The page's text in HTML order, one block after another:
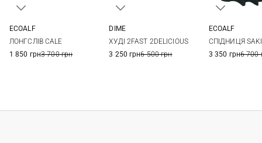
ECOALF
ЛОНГСЛІВ CALE
1 850 грн3 700 грн
DIME
ХУДІ 2FAST 2DELICIOUS
3 250 грн6 500 грн
ECOALF
СПІДНИЦЯ SAKI
3 350 грн6 700